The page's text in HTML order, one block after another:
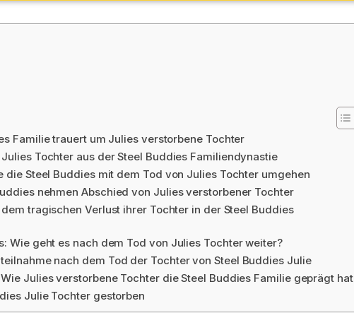
Familie trauert um Julies verstorbene Tochter
Tochter aus der Steel Buddies Familiendynastie
die Steel Buddies mit dem Tod von Julies Tochter umgehen
nehmen Abschied von Julies verstorbener Tochter
tragischen Verlust ihrer Tochter in der Steel Buddies
Wie geht es nach dem Tod von Julies Tochter weiter?
nach dem Tod der Tochter von Steel Buddies Julie
Julies verstorbene Tochter die Steel Buddies Familie geprägt hat
Julie Tochter gestorben